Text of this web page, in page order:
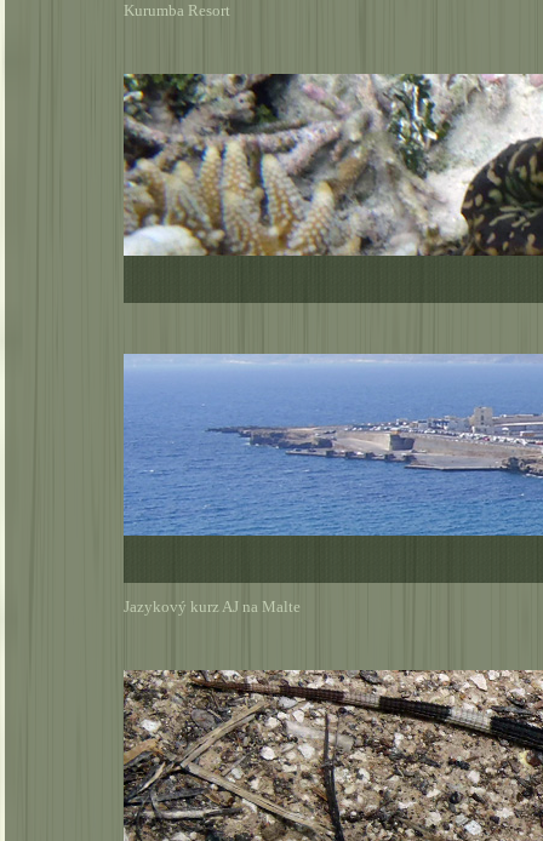
Kurumba Resort
Jazykový kurz AJ na Malte